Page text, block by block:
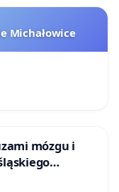
Michałowice
mózgu i